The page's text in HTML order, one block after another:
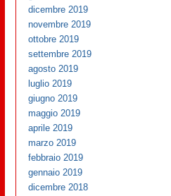
dicembre 2019
novembre 2019
ottobre 2019
settembre 2019
agosto 2019
luglio 2019
giugno 2019
maggio 2019
aprile 2019
marzo 2019
febbraio 2019
gennaio 2019
dicembre 2018